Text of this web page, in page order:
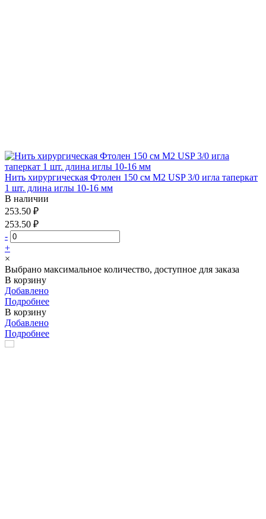
Нить хирургическая Фтолен 150 см М2 USP 3/0 игла таперкат
1 шт. длина иглы 10-16 мм
В наличии
253.50 ₽
253.50 ₽
-
+
×
Выбрано максимальное количество, доступное для заказа
В корзину
Добавлено
Подробнее
В корзину
Добавлено
Подробнее